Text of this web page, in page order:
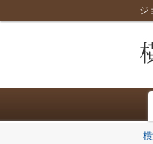
ジ